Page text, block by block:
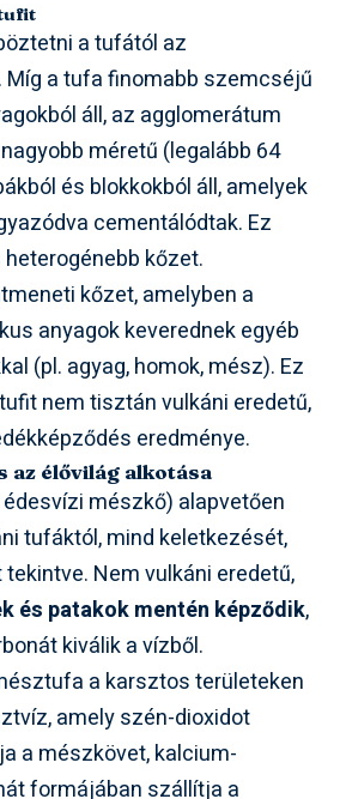
a tufától az
. Míg a tufa finomabb szemcséjű
áll, az agglomerátum
méretű (legalább 64
és blokkokból áll, amelyek
cementálódtak. Ez
kőzet.
kőzet, amelyben a
anyagok keverednek egyéb
(pl. agyag, homok, mész). Ez
nem tisztán vulkáni eredetű,
eredménye.
az élővilág alkotása
mészkő) alapvetően
tufáktól, mind keletkezését,
Nem vulkáni eredetű,
és patakok mentén képződik,
kiválik a vízből.
a karsztos területeken
, amely szén-dioxidot
a mészkövet, kalcium-
formájában szállítja a